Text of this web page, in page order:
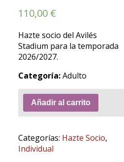
110,00 €
Hazte socio del Avilés
Stadium para la temporada
2026/2027.
Categoría:Adulto
Añadir al carrito
Categorías: Hazte Socio,
Individual